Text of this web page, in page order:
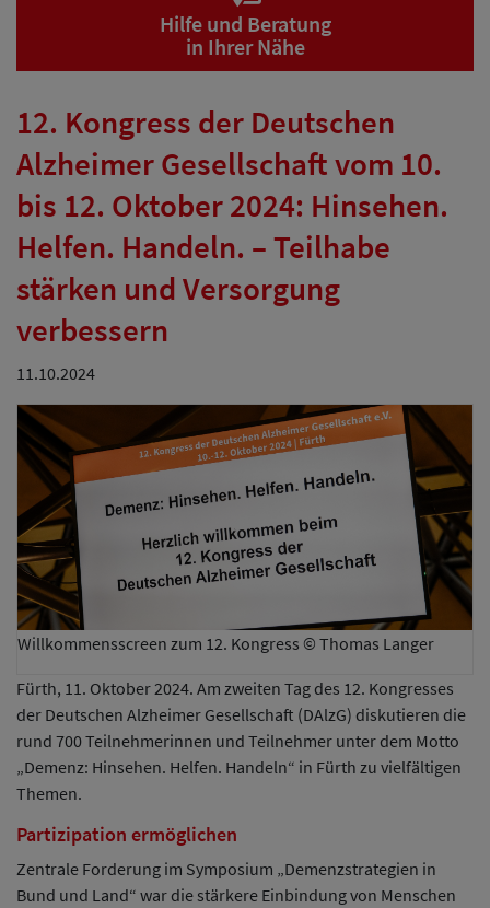
Hilfe und Beratung
in Ihrer Nähe
12. Kongress der Deutschen
Alzheimer Gesellschaft vom 10.
bis 12. Oktober 2024: Hinsehen.
Helfen. Handeln. – Teilhabe
stärken und Versorgung
verbessern
11.10.2024
Willkommensscreen zum 12. Kongress © Thomas Langer
Fürth, 11. Oktober 2024. Am zweiten Tag des 12. Kongresses
der Deutschen Alzheimer Gesellschaft (DAlzG) diskutieren die
rund 700 Teilnehmerinnen und Teilnehmer unter dem Motto
„Demenz: Hinsehen. Helfen. Handeln“ in Fürth zu vielfältigen
Themen.
Partizipation ermöglichen
Zentrale Forderung im Symposium „Demenzstrategien in
Bund und Land“ war die stärkere Einbindung von Menschen